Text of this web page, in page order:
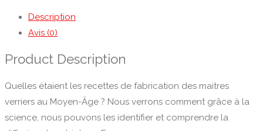
Description
Avis (0)
Product Description
Quelles étaient les recettes de fabrication des maitres
verriers au Moyen-Âge ? Nous verrons comment grâce à la
science, nous pouvons les identifier et comprendre la